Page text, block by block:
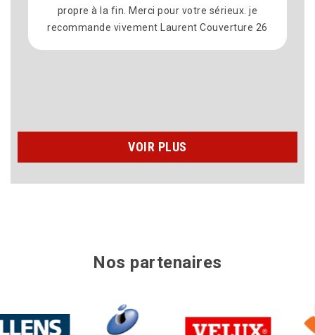
propre à la fin. Merci pour votre sérieux. je
recommande vivement Laurent Couverture 26
VOIR PLUS
Nos partenaires